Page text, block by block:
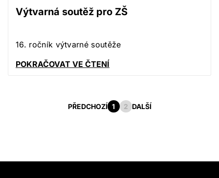
Výtvarná soutěž pro ZŠ
16. ročník výtvarné soutěže
POKRAČOVAT VE ČTENÍ
PŘEDCHOZÍ 1 2 DALŠÍ